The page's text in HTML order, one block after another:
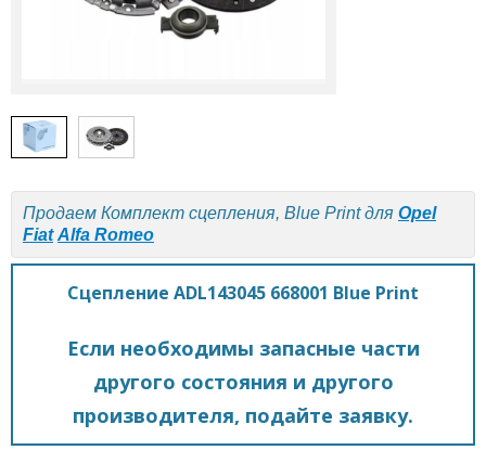
Продаем Комплект сцепления, Blue Print для Opel
Fiat Alfa Romeo
Сцепление ADL143045 668001 Blue Print
Если необходимы запасные части
другого состояния и другого
производителя, подайте заявку.